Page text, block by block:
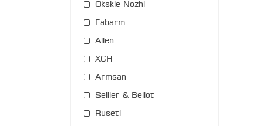
Okskie Nozhi
Fabarm
Allen
XCH
Armsan
Sellier & Bellot
Ruseti